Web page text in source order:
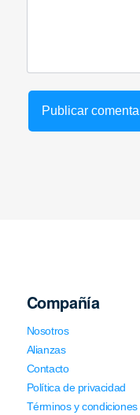
Compañía
Nosotros
Alianzas
Contacto
Política de privacidad
Términos y condiciones